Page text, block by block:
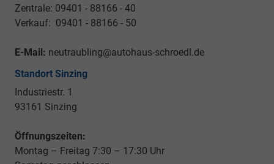
Zentrale: 09401 - 88166 - 40
Verkauf: 09401 - 88166 - 50
E-Mail: neutraubling@autohaus-schroedl.de
Standort Sinzing
Industriestr. 1
93161 Sinzing
Öffnungszeiten:
Montag – Freitag 7:30 – 17:30 Uhr